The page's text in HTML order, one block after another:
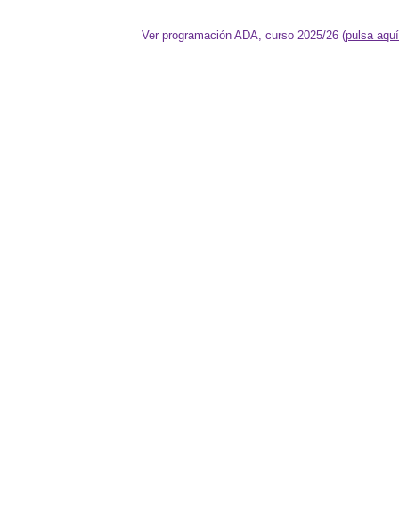
Ver programación ADA, curso 2025/26 (pulsa aquí